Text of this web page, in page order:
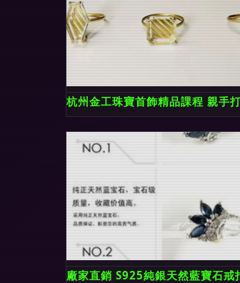
杭州金工珠寶首飾精品課程 親手
廠家直銷 S925純銀天然藍寶石